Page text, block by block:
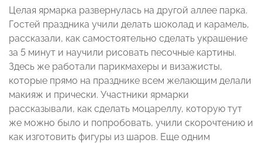
Целая ярмарка развернулась на другой аллее парка.
Гостей праздника учили делать шоколад и карамель,
рассказали, как самостоятельно сделать украшение
за 5 минут и научили рисовать песочные картины.
Здесь же работали парикмахеры и визажисты,
которые прямо на празднике всем желающим делали
макияж и прически. Участники ярмарки
рассказывали, как сделать моцареллу, которую тут
же можно было и попробовать, учили скорочтению и
как изготовить фигуры из шаров. Еще одним